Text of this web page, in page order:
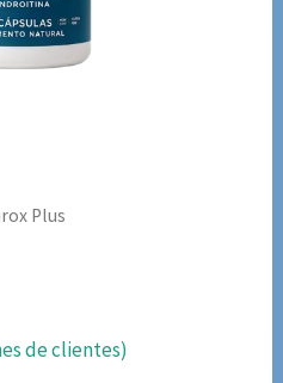
Plus
de clientes)